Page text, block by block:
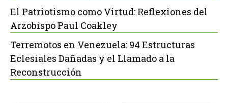
El Patriotismo como Virtud: Reflexiones del
Arzobispo Paul Coakley
Terremotos en Venezuela: 94 Estructuras
Eclesiales Dañadas y el Llamado a la
Reconstrucción